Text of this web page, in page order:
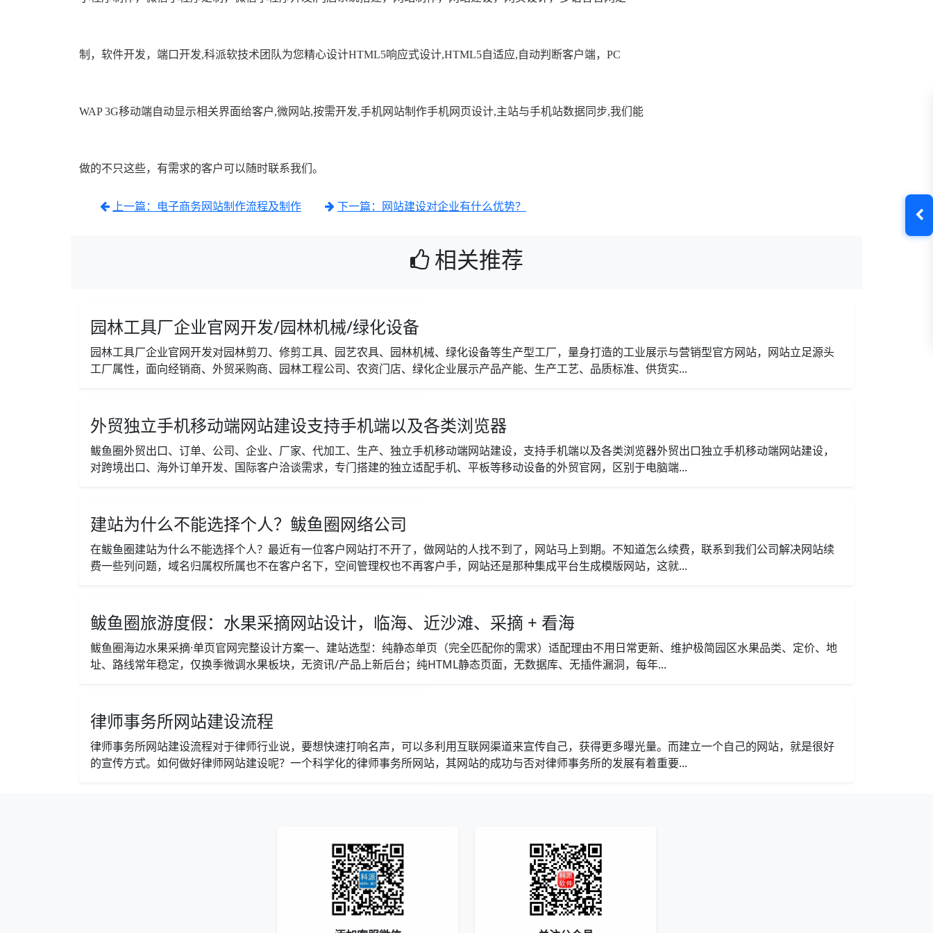
制，软件开发，端口开发,科派软技术团队为您精心设计HTML5响应式设计,HTML5自适应,自动判断客户端，PC
WAP 3G移动端自动显示相关界面给客户,微网站,按需开发,手机网站制作手机网页设计,主站与手机站数据同步,我们能
做的不只这些，有需求的客户可以随时联系我们。
上一篇：电子商务网站制作流程及制作 下一篇：网站建设对企业有什么优势？
相关推荐
园林工具厂企业官网开发/园林机械/绿化设备
园林工具厂企业官网开发对园林剪刀、修剪工具、园艺农具、园林机械、绿化设备等生产型工厂，量身打造的工业展示与营销型官方网站，网站立足源头
工厂属性，面向经销商、外贸采购商、园林工程公司、农资门店、绿化企业展示产品产能、生产工艺、品质标准、供货实...
外贸独立手机移动端网站建设支持手机端以及各类浏览器
鲅鱼圈外贸出口、订单、公司、企业、厂家、代加工、生产、独立手机移动端网站建设，支持手机端以及各类浏览器外贸出口独立手机移动端网站建设，
对跨境出口、海外订单开发、国际客户洽谈需求，专门搭建的独立适配手机、平板等移动设备的外贸官网，区别于电脑端...
建站为什么不能选择个人？鲅鱼圈网络公司
在鲅鱼圈建站为什么不能选择个人？最近有一位客户网站打不开了，做网站的人找不到了，网站马上到期。不知道怎么续费，联系到我们公司解决网站续
费一些列问题，域名归属权所属也不在客户名下，空间管理权也不再客户手，网站还是那种集成平台生成模版网站，这就...
鲅鱼圈旅游度假：水果采摘网站设计，临海、近沙滩、采摘 + 看海
鲅鱼圈海边水果采摘·单页官网完整设计方案一、建站选型：纯静态单页（完全匹配你的需求）适配理由不用日常更新、维护极简园区水果品类、定价、地
址、路线常年稳定，仅换季微调水果板块，无资讯/产品上新后台；纯HTML静态页面，无数据库、无插件漏洞，每年...
律师事务所网站建设流程
律师事务所网站建设流程对于律师行业说，要想快速打响名声，可以多利用互联网渠道来宣传自己，获得更多曝光量。而建立一个自己的网站，就是很好
的宣传方式。如何做好律师网站建设呢？一个科学化的律师事务所网站，其网站的成功与否对律师事务所的发展有着重要...